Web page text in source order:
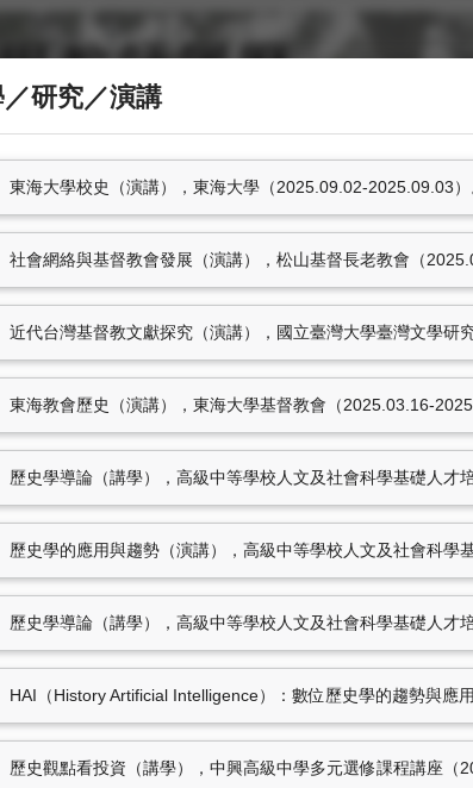
），東海大學（2025.09.02-2025.09.03）。
發展（演講），松山基督長老教會（2025.07.27-
探究（演講），國立臺灣大學臺灣文學研究所（2025.03.18-
），東海大學基督教會（2025.03.16-2025.03.16）。
，高級中等學校人文及社會科學基礎人才培育計畫
研究／演講
東海大學校史（演講），東海大學（2025.09.02-2025.09.03）
社會網絡與基督教會發展（演講），松山基督長老教會（
近代台灣基督教文獻探究（演講），國立臺灣大學臺灣文學研
東海教會歷史（演講），東海大學基督教會（2025.03.16-
歷史學導論（講學），高級中等學校人文及社會科學基礎人才
歷史學的應用與趨勢（演講），高級中等學校人文及社會科學
歷史學導論（講學），高級中等學校人文及社會科學基礎人才
HAI（History Artificial Intelligence）：數位歷史學的趨勢與應
歷史觀點看投資（講學），中興高級中學多元選修課程講座（